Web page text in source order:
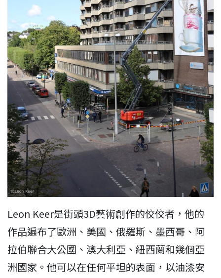
Leon Keer是街頭3D藝術創作的佼佼者，他的
作品遍布了歐洲、美國、俄羅斯、墨西哥、阿
拉伯聯合大公國、澳大利亞、紐西蘭和幾個亞
洲國家。他可以在任何平坦的表面，以油漆安